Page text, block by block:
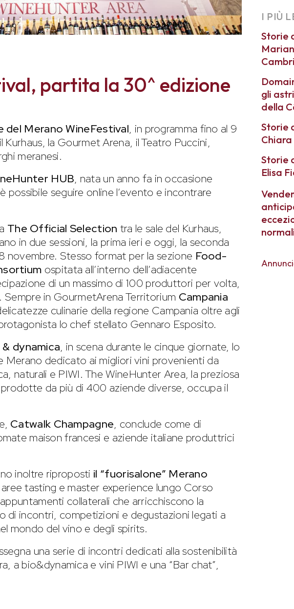
partita la 30^ edizione
del Merano WineFestival, in programma fino al 9
Kurhaus, la Gourmet Arena, il Teatro Puccini,
meranesi.
HUB, nata un anno fa in occasione
possibile seguire online l’evento e incontrare
The Official Selection tra le sale del Kurhaus,
in due sessioni, la prima ieri e oggi, la seconda
novembre. Stesso format per la sezione Food-
ospitata all’interno dell’adiacente
di un massimo di 100 produttori per volta,
Sempre in GourmetArena Territorium Campania
culinarie della regione Campania oltre agli
lo chef stellato Gennaro Esposito.
dynamica, in scena durante le cinque giornate, lo
Merano dedicato ai migliori vini provenienti da
naturali e PIWI. The WineHunter Area, la preziosa
da più di 400 aziende diverse, occupa il
Catwalk Champagne, conclude come di
maison francesi e aziende italiane produttrici
inoltre riproposti il “fuorisalone” Merano
tasting e master experience lungo Corso
collaterali che arricchiscono la
di incontri, competizioni e degustazioni legati a
mondo del vino e degli spirits.
una serie di incontri dedicati alla sostenibilità
a bio&dynamica e vini PIWI e una “Bar chat”,
I PIÙ
Storie
gli
della
Storie
Chiara
Storie
Elisa